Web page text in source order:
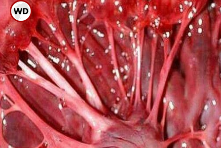
ಆಂಟಿ ಆಕ್ಸಿಡೆಂಟ್ ಅಧಿಕವಾಗಿರುವ
ಪಿಸ್ತಾದಿಂದ ಕಣ್ಣಿನ ಸಮಸ್ಯೆ ಬರಲ್ಲ.